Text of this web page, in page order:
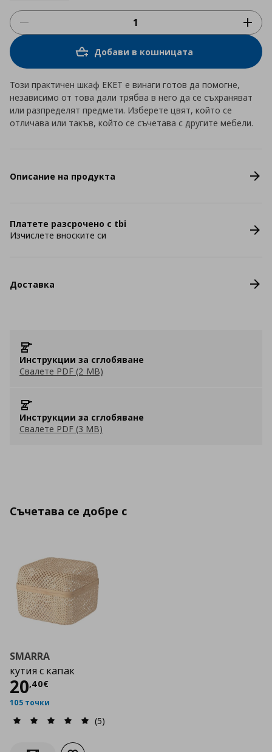
Добави в кошницата
Този практичен шкаф EKET е винаги готов да помогне,
независимо от това дали трябва в него да се съхраняват
или разпределят предмети. Изберете цвят, който се
отличава или такъв, който се съчетава с другите мебели.
Описание на продукта
Платете разсрочено с tbi
Изчислете вноските си
Доставка
Инструкции за сглобяване
Свалете PDF (2 MB)
Инструкции за сглобяване
Свалете PDF (3 MB)
Съчетава се добре с
SMARRA
кутия с капак
20,40€
Цена
105 точки
(5)